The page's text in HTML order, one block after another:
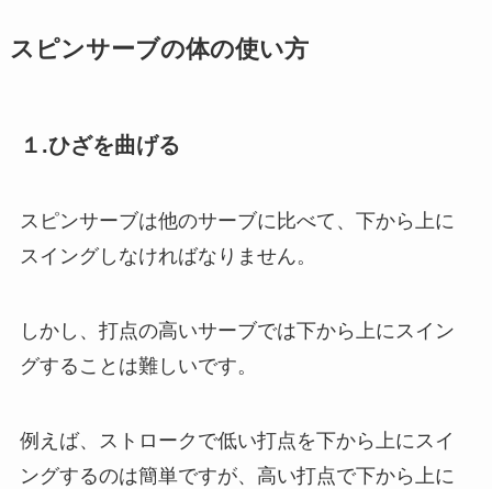
スピンサーブの体の使い方
１.ひざを曲げる
スピンサーブは他のサーブに比べて、下から上に
スイングしなければなりません。
しかし、打点の高いサーブでは下から上にスイン
グすることは難しいです。
例えば、ストロークで低い打点を下から上にスイ
ングするのは簡単ですが、高い打点で下から上に